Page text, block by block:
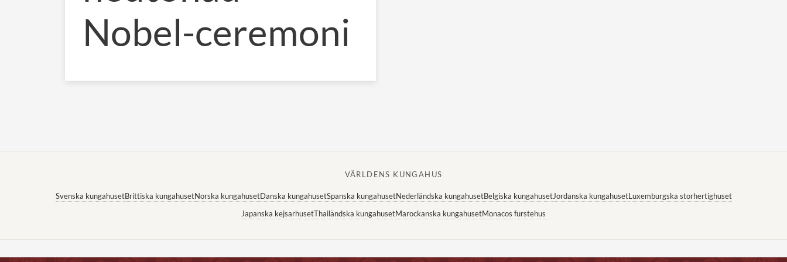
Nobel-ceremoni
VÄRLDENS KUNGAHUS
Svenska kungahusetBrittiska kungahusetNorska kungahusetDanska kungahusetSpanska kungahusetNederländska kungahusetBelgiska kungahusetJordanska kungahusetLuxemburgska storhertighuset
Japanska kejsarhusetThailändska kungahusetMarockanska kungahusetMonacos furstehus